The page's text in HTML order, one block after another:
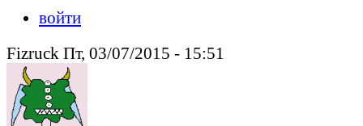
войти
Fizruck Пт, 03/07/2015 - 15:51